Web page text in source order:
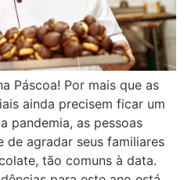
Páscoa! Por mais que as
ainda precisem ficar um
pandemia, as pessoas
de agradar seus familiares
tão comuns à data.